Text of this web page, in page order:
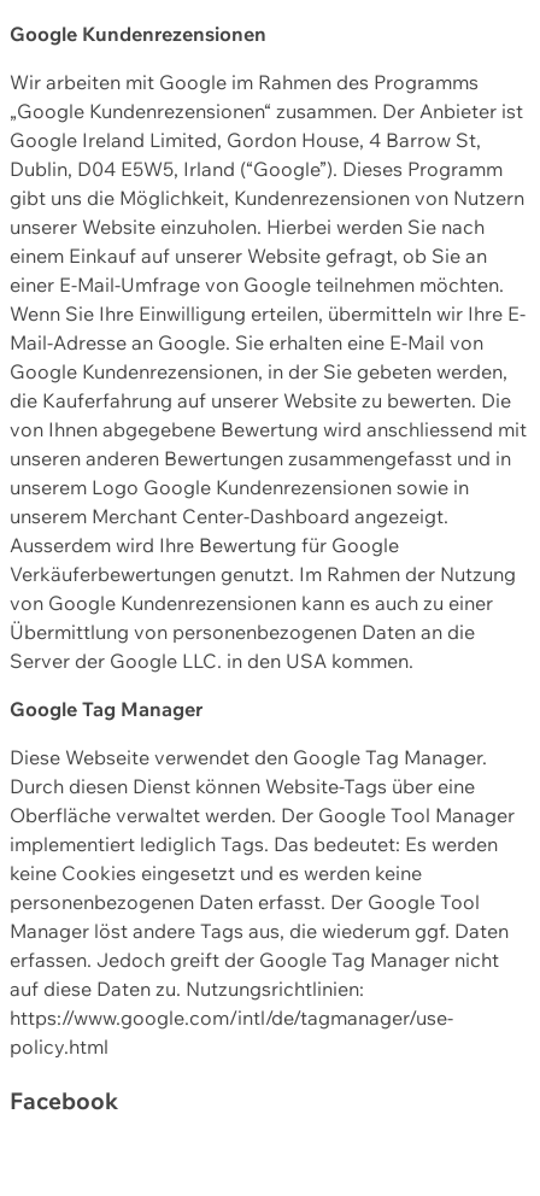
Google Kundenrezensionen
Wir arbeiten mit Google im Rahmen des Programms
„Google Kundenrezensionen“ zusammen. Der Anbieter ist
Google Ireland Limited, Gordon House, 4 Barrow St,
Dublin, D04 E5W5, Irland (“Google”). Dieses Programm
gibt uns die Möglichkeit, Kundenrezensionen von Nutzern
unserer Website einzuholen. Hierbei werden Sie nach
einem Einkauf auf unserer Website gefragt, ob Sie an
einer E-Mail-Umfrage von Google teilnehmen möchten.
Wenn Sie Ihre Einwilligung erteilen, übermitteln wir Ihre E-
Mail-Adresse an Google. Sie erhalten eine E-Mail von
Google Kundenrezensionen, in der Sie gebeten werden,
die Kauferfahrung auf unserer Website zu bewerten. Die
von Ihnen abgegebene Bewertung wird anschliessend mit
unseren anderen Bewertungen zusammengefasst und in
unserem Logo Google Kundenrezensionen sowie in
unserem Merchant Center-Dashboard angezeigt.
Ausserdem wird Ihre Bewertung für Google
Verkäuferbewertungen genutzt. Im Rahmen der Nutzung
von Google Kundenrezensionen kann es auch zu einer
Übermittlung von personenbezogenen Daten an die
Server der Google LLC. in den USA kommen.
Google Tag Manager
Diese Webseite verwendet den Google Tag Manager.
Durch diesen Dienst können Website-Tags über eine
Oberfläche verwaltet werden. Der Google Tool Manager
implementiert lediglich Tags. Das bedeutet: Es werden
keine Cookies eingesetzt und es werden keine
personenbezogenen Daten erfasst. Der Google Tool
Manager löst andere Tags aus, die wiederum ggf. Daten
erfassen. Jedoch greift der Google Tag Manager nicht
auf diese Daten zu. Nutzungsrichtlinien:
https://www.google.com/intl/de/tagmanager/use-
policy.html
Facebook